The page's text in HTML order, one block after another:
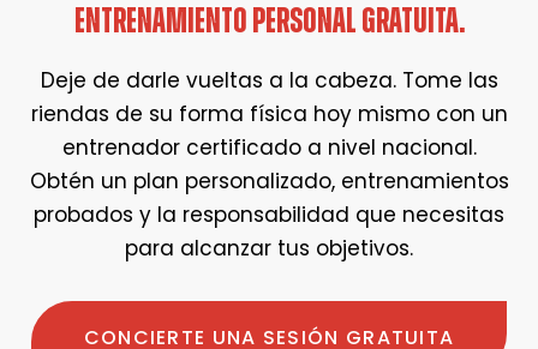
ENTRENAMIENTO PERSONAL GRATUITA.
Deje de darle vueltas a la cabeza. Tome las
riendas de su forma física hoy mismo con un
entrenador certificado a nivel nacional.
Obtén un plan personalizado, entrenamientos
probados y la responsabilidad que necesitas
para alcanzar tus objetivos.
CONCIERTE UNA SESIÓN GRATUITA